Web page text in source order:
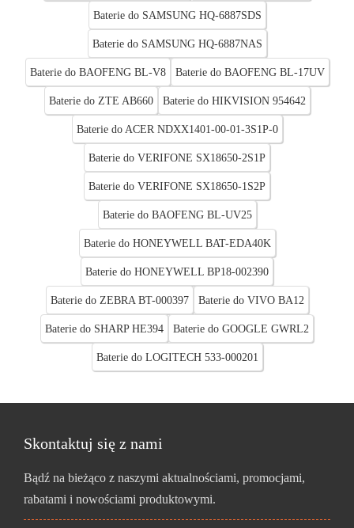
Baterie do SAMSUNG HQ-6887SDS
Baterie do SAMSUNG HQ-6887NAS
Baterie do BAOFENG BL-V8 Baterie do BAOFENG BL-17UV
Baterie do ZTE AB660 Baterie do HIKVISION 954642
Baterie do ACER NDXX1401-00-01-3S1P-0
Baterie do VERIFONE SX18650-2S1P
Baterie do VERIFONE SX18650-1S2P
Baterie do BAOFENG BL-UV25
Baterie do HONEYWELL BAT-EDA40K
Baterie do HONEYWELL BP18-002390
Baterie do ZEBRA BT-000397 Baterie do VIVO BA12
Baterie do SHARP HE394 Baterie do GOOGLE GWRL2
Baterie do LOGITECH 533-000201
Skontaktuj się z nami
Bądź na bieżąco z naszymi aktualnościami, promocjami,
rabatami i nowościami produktowymi.